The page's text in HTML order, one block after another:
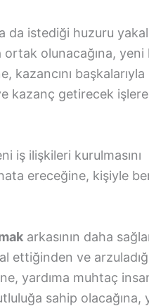
da istediği huzuru
ortak olunacağına, yeni
kazancını başkalarıyla
kazanç getirecek
iş ilişkileri kurulmasını
ereceğine, kişiyle
arkasının daha
ettiğinden ve
yardıma muhtaç
sahip olacağına,